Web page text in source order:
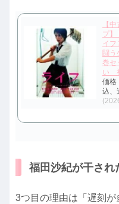
【
プ】
イフ
闘
巻セ
い
価格
込、
福田沙紀が干さ
3つ目の理由は「遅刻が